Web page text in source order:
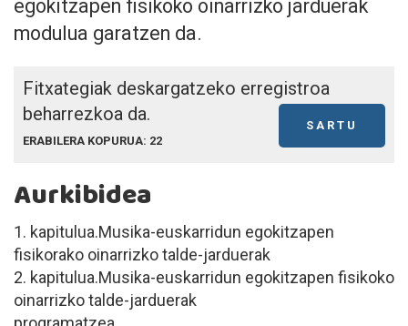
egokitzapen fisikoko oinarrizko jarduerak
modulua garatzen da.
Fitxategiak deskargatzeko erregistroa
beharrezkoa da.
SARTU
ERABILERA KOPURUA: 22
Aurkibidea
1. kapitulua.Musika-euskarridun egokitzapen
fisikorako oinarrizko talde-jarduerak
2. kapitulua.Musika-euskarridun egokitzapen fisikoko
oinarrizko talde-jarduerak